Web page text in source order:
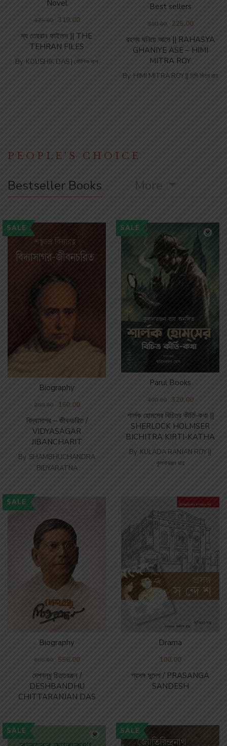
দ্য তেহরান ফাইলস || THE
TEHRAN FILES
Novel
425.00 319.00
By KOUSHIK DAS | কৌশিক দাশ
রহস্য ঘনিয়ে আসে || RAHASYA
GHANIYE ASE – HIMI
MITRA ROY
Best sellers
300.00 225.00
By HIMI MITRA ROY || হিমি মিত্র রায়
PEOPLE'S CHOICE
Bestseller Books More
SALE
বিদ্যাসাগর – জীবনচরিত /
VIDYASAGAR
JIBANCHARIT
Biography
200.00 160.00
By SHAMBHUCHANDRA
BIDYARATNA
SALE
শার্লক হোমসের বিচিত্র কীর্তি-কথা ||
SHERLOCK HOLMSER
BICHITRA KIRTI-KATHA
Parul Books
400.00 320.00
By KULADA RANJAN ROY ||
কুলদারঞ্জন রায়
SALE
দেশবন্ধু চিত্তরঞ্জন /
DESHBANDHU
CHITTARANJAN DAS
Biography
695.00 556.00
প্রসঙ্গ সন্দেশ / PRASANGA
SANDESH
Drama
100.00
SALE SALE